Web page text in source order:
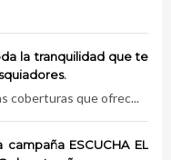
la tranquilidad que te
coberturas que ofrec...
ESCUCHA EL